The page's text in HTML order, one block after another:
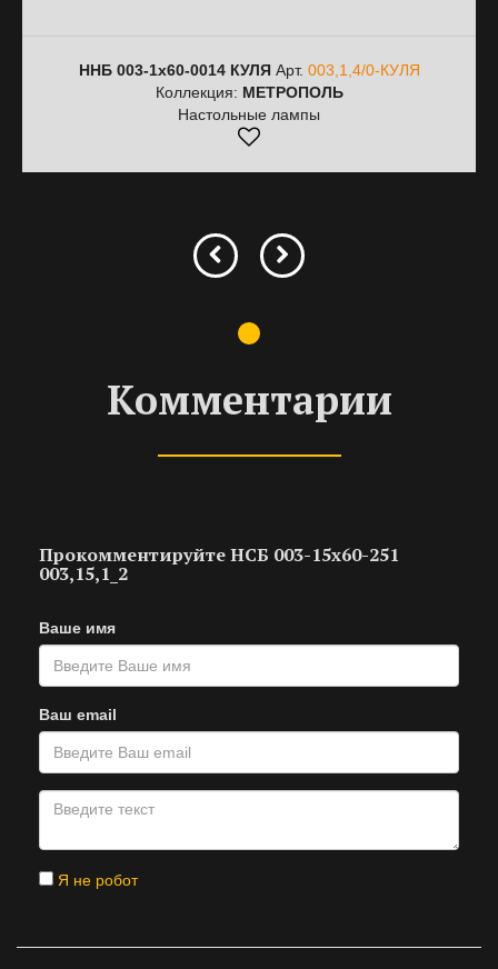
ННБ 003-1х60-0014 КУЛЯАрт. 003,1,4/0-КУЛЯ
Коллекция: МЕТРОПОЛЬ
Настольные лампы
Комментарии
Прокомментируйте НСБ 003-15х60-251
003,15,1_2
Ваше имя
Ваш email
Я не робот